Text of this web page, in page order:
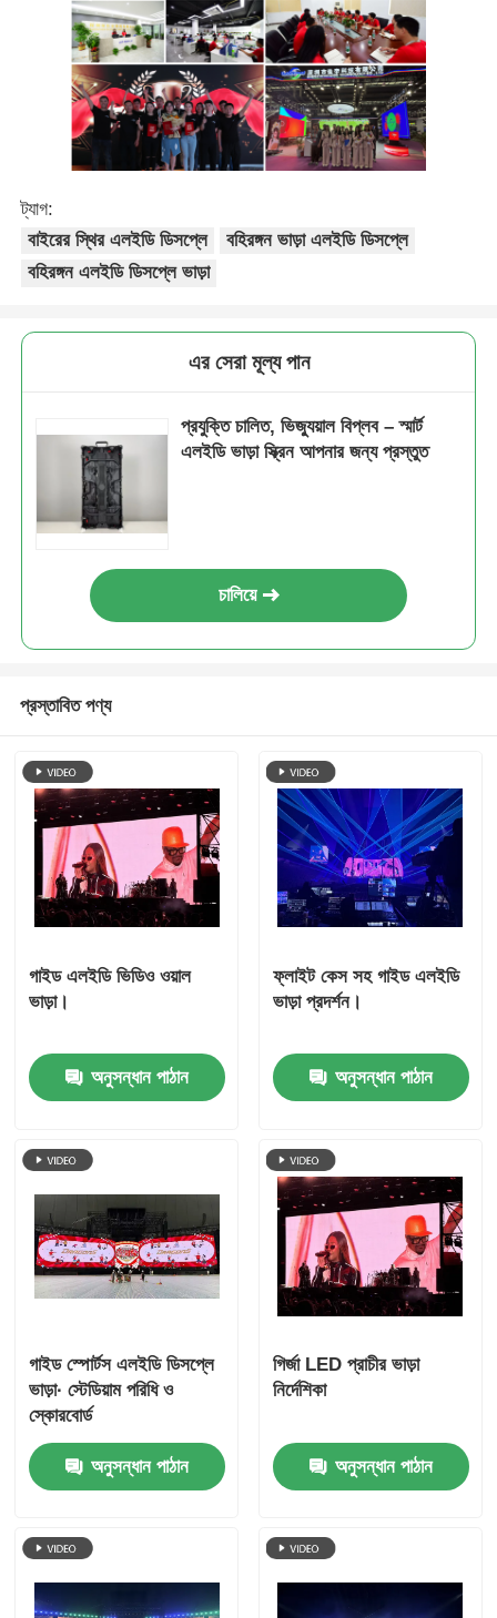
ট্যাগ:
বাইরের স্থির এলইডি ডিসপ্লে
বহিরঙ্গন ভাড়া এলইডি ডিসপ্লে
বহিরঙ্গন এলইডি ডিসপ্লে ভাড়া
এর সেরা মূল্য পান
প্রযুক্তি চালিত, ভিজ্যুয়াল বিপ্লব – স্মার্ট
এলইডি ভাড়া স্ক্রিন আপনার জন্য প্রস্তুত
চালিয়ে
প্রস্তাবিত পণ্য
গাইড এলইডি ভিডিও ওয়াল
ভাড়া।
অনুসন্ধান পাঠান
ফ্লাইট কেস সহ গাইড এলইডি
ভাড়া প্রদর্শন।
অনুসন্ধান পাঠান
গাইড স্পোর্টস এলইডি ডিসপ্লে
ভাড়া∙ স্টেডিয়াম পরিধি ও
স্কোরবোর্ড
অনুসন্ধান পাঠান
গির্জা LED প্রাচীর ভাড়া
নির্দেশিকা
অনুসন্ধান পাঠান